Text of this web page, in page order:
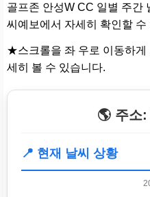
골프존 안성W CC 일별 주간
씨예보에서 자세히 확인할 수
★스크롤을 좌 우로 이동하게
세히 볼 수 있습니다.
🌎 주소
📍 현재 날씨 상황